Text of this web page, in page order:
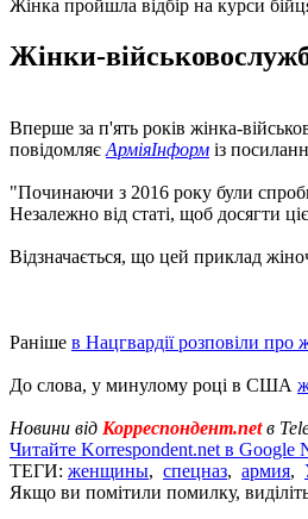
Жінка пройшла відбір на курси
Жінки-
Вперше за п'ять років жінка-
повідомляє АрміяІнформ із
"Починаючи з 2016 року були
Незалежно від статі, щоб досягти
Відзначається, що цей приклад
Раніше в Нацгвардії розповіли про
До слова, у минулому році в США
Новини від Корреспондент.netв
Читайте Korrespondent.net в Google
ТЕГИ: женщины, спецназ, армия,
Якщо ви помітили помилку,